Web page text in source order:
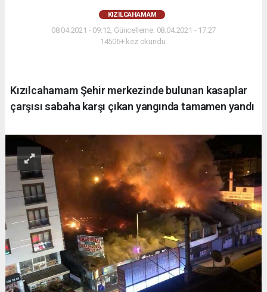
KIZILCAHAMAM
08.04.2021 - 09:12, Güncelleme: 08.04.2021 - 17:27
14506+ kez okundu.
Kızılcahamam Şehir merkezinde bulunan kasaplar
çarşısı sabaha karşı çıkan yangında tamamen yandı